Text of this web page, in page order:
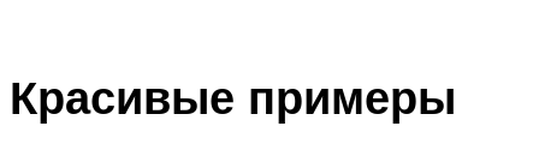
Красивые примеры